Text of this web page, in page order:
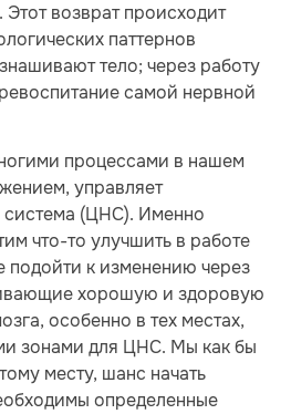
Этот возврат происходит
паттернов
тело; через работу
самой нервной
процессами в нашем
управляет
система (ЦНС). Именно
что-то улучшить в работе
подойти к изменению через
хорошую и здоровую
особенно в тех местах,
зонами для ЦНС. Мы как бы
месту, шанс начать
определенные